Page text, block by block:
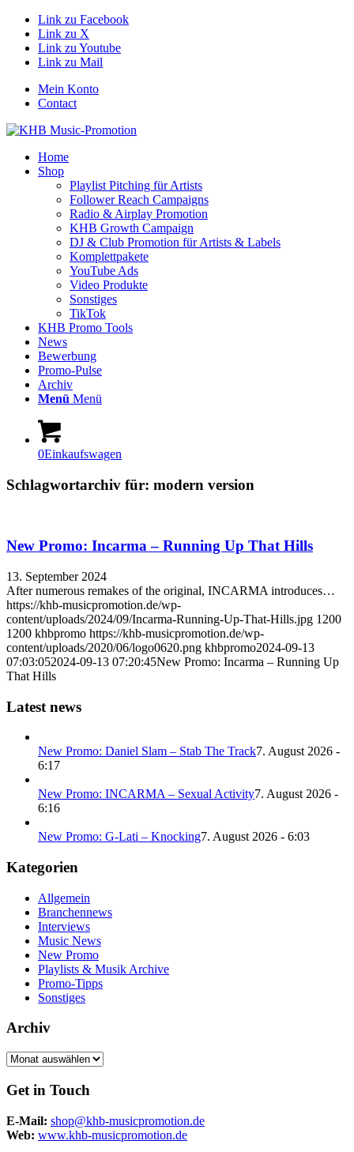
Link zu Facebook
Link zu X
Link zu Youtube
Link zu Mail
Mein Konto
Contact
Home
Shop
Playlist Pitching für Artists
Follower Reach Campaigns
Radio & Airplay Promotion
KHB Growth Campaign
DJ & Club Promotion für Artists & Labels
Komplettpakete
YouTube Ads
Video Produkte
Sonstiges
TikTok
KHB Promo Tools
News
Bewerbung
Promo-Pulse
Archiv
Menü Menü
0Einkaufswagen
Schlagwortarchiv für: modern version
New Promo: Incarma – Running Up That Hills
13. September 2024
After numerous remakes of the original, INCARMA introduces…
https://khb-musicpromotion.de/wp-
content/uploads/2024/09/Incarma-Running-Up-That-Hills.jpg 1200
1200 khbpromo https://khb-musicpromotion.de/wp-
content/uploads/2020/06/logo0620.png khbpromo2024-09-13
07:03:052024-09-13 07:20:45New Promo: Incarma – Running Up
That Hills
Latest news
New Promo: Daniel Slam – Stab The Track7. August 2026 -
6:17
New Promo: INCARMA – Sexual Activity7. August 2026 -
6:16
New Promo: G-Lati – Knocking7. August 2026 - 6:03
Kategorien
Allgemein
Branchennews
Interviews
Music News
New Promo
Playlists & Musik Archive
Promo-Tipps
Sonstiges
Archiv
Archiv
Get in Touch
E-Mail: shop@khb-musicpromotion.de
Web: www.khb-musicpromotion.de